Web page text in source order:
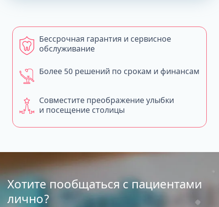
Совместите преображение улыбки
и посещение столицы
Бессрочная гарантия и сервисное
обслуживание
Более 50 решений по срокам и финансам
Хотите пообщаться с пациентами
лично?